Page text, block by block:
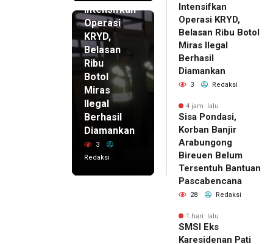
Intensifkan
Operasi
KRYD,
Belasan
Ribu
Botol
Miras
Ilegal
Berhasil
Diamankan
3
Redaksi
Intensifkan
Operasi KRYD,
Belasan Ribu Botol
Miras Ilegal
Berhasil
Diamankan
3 Redaksi
4 jam lalu
Sisa Pondasi,
Korban Banjir
Arabungong
Bireuen Belum
Tersentuh Bantuan
Pascabencana
28 Redaksi
1 hari lalu
SMSI Eks
Karesidenan Pati